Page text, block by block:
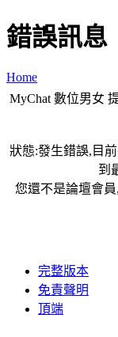
錯誤訊息
Home
MyChat 數位男女
狀態:發生錯誤,目
到
您還不是論壇會
完整版本
免責聲明
頂端